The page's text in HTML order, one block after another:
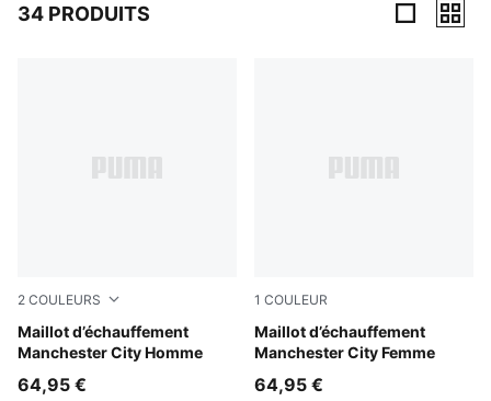
34 PRODUITS
2 COULEURS
Maillot d’échauffement
Manchester City Homme
Icy Blue-Regal Blue
64,95 €
1 COULEUR
Maillot d’échauffement
Manchester City Femme
Icy Blue-Regal Blue
64,95 €